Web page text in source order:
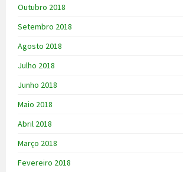
Outubro 2018
Setembro 2018
Agosto 2018
Julho 2018
Junho 2018
Maio 2018
Abril 2018
Março 2018
Fevereiro 2018